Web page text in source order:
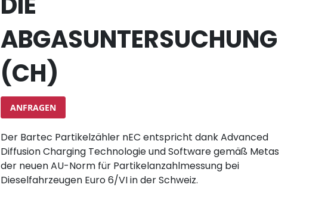
ABGASUNTERSUCHUNG
(CH)
ANFRAGEN
Der Bartec Partikelzähler nEC entspricht dank Advanced
Diffusion Charging Technologie und Software gemäß Metas
der neuen AU-Norm für Partikelanzahlmessung bei
Dieselfahrzeugen Euro 6/VI in der Schweiz.